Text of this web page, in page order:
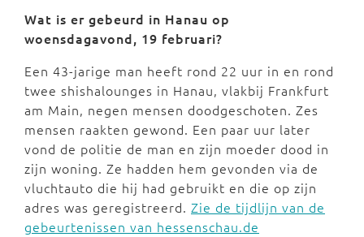
Wat is er gebeurd in Hanau op
woensdagavond, 19 februari?
Een 43-jarige man heeft rond 22 uur in en rond
twee shishalounges in Hanau, vlakbij Frankfurt
am Main, negen mensen doodgeschoten. Zes
mensen raakten gewond. Een paar uur later
vond de politie de man en zijn moeder dood in
zijn woning. Ze hadden hem gevonden via de
vluchtauto die hij had gebruikt en die op zijn
adres was geregistreerd. Zie de tijdlijn van de
gebeurtenissen van hessenschau.de